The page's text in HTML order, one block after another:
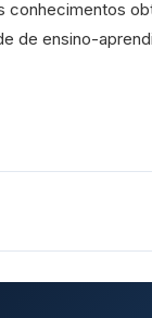
de ensino-